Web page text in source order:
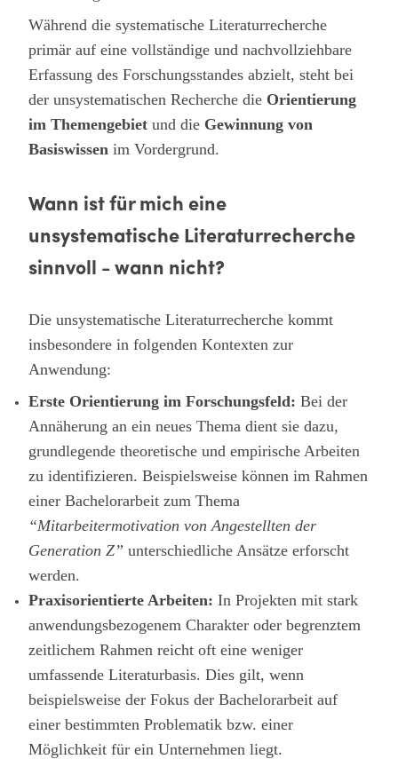
Während die systematische Literaturrecherche
primär auf eine vollständige und nachvollziehbare
Erfassung des Forschungsstandes abzielt, steht bei
der unsystematischen Recherche die Orientierung
im Themengebiet und die Gewinnung von
Basiswissen im Vordergrund.
Wann ist für mich eine
unsystematische Literaturrecherche
sinnvoll - wann nicht?
Die unsystematische Literaturrecherche kommt
insbesondere in folgenden Kontexten zur
Anwendung:
Erste Orientierung im Forschungsfeld: Bei der
Annäherung an ein neues Thema dient sie dazu,
grundlegende theoretische und empirische Arbeiten
zu identifizieren. Beispielsweise können im Rahmen
einer Bachelorarbeit zum Thema
“Mitarbeitermotivation von Angestellten der
Generation Z” unterschiedliche Ansätze erforscht
werden.
Praxisorientierte Arbeiten: In Projekten mit stark
anwendungsbezogenem Charakter oder begrenztem
zeitlichem Rahmen reicht oft eine weniger
umfassende Literaturbasis. Dies gilt, wenn
beispielsweise der Fokus der Bachelorarbeit auf
einer bestimmten Problematik bzw. einer
Möglichkeit für ein Unternehmen liegt.